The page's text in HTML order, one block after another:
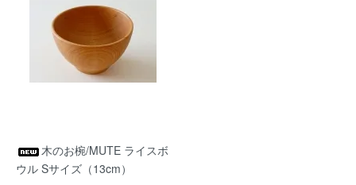
木のお椀/MUTE ライスボ
ウル Sサイズ（13cm）